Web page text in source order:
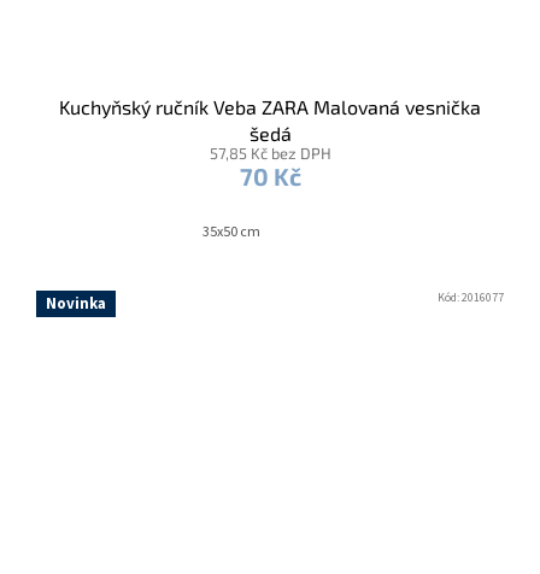
Kuchyňský ručník Veba ZARA Malovaná vesnička
šedá
57,85 Kč bez DPH
70 Kč
35x50 cm
Novinka Kód:2016077